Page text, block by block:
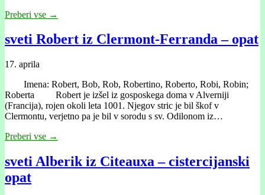
Preberi vse →
sveti Robert iz Clermont-Ferranda – opat
17. aprila
Imena: Robert, Bob, Rob, Robertino, Roberto, Robi, Robin;
Roberta Robert je izšel iz gosposkega doma v Alverniji
(Francija), rojen okoli leta 1001. Njegov stric je bil škof v
Clermontu, verjetno pa je bil v sorodu s sv. Odilonom iz…
Preberi vse →
sveti Alberik iz Citeauxa – cistercijanski
opat